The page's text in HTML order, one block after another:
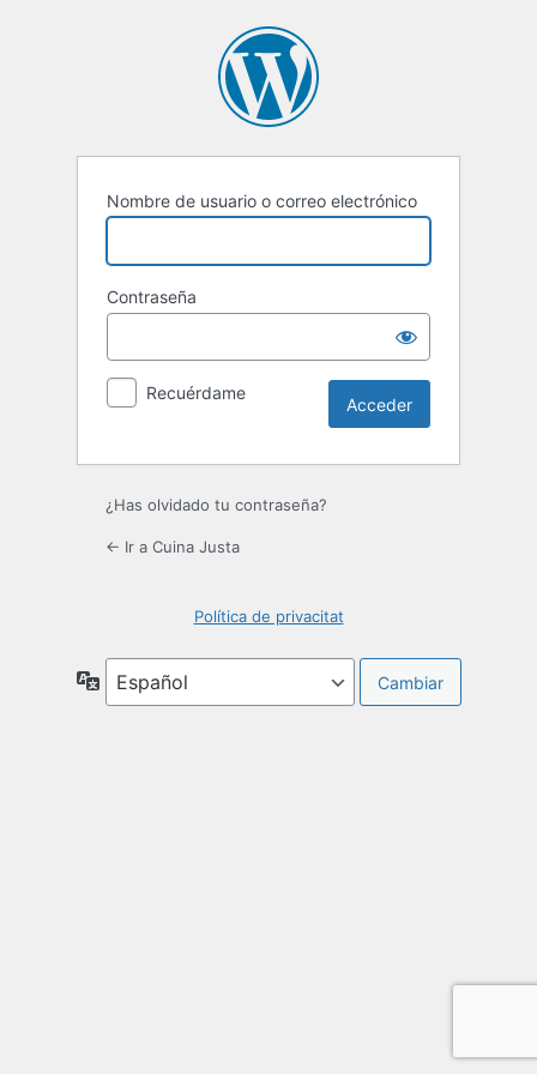
Nombre de usuario o correo electrónico
Contraseña
Recuérdame
¿Has olvidado tu contraseña?
← Ir a Cuina Justa
Política de privacitat
Idioma